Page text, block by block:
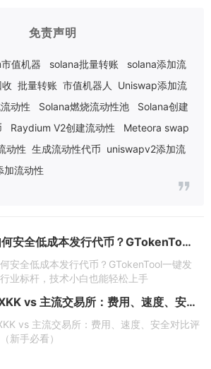
免责声明
值机器 solana批量转账
solana添加流
批量转账 市值机器人
Uniswap添加流
动性 Solana燃烧流动性池
Solana创建
Raydium V2创建流动性
Meteora swap
动性 生成流动性代币 uniswapv2添加流
流动性
如何安全低成本发行代币？GTokenTool一键发币行业标杆，技术小白也能轻松上手
安全低成本发行代币？GTokenTool一键发
业标杆，技术小白也能轻松上手
XXKK vs 主流交易所：费用、速度、安全对比评测（新手必看）
vs 主流交易所：费用、速度、安全对比评
新手必看）